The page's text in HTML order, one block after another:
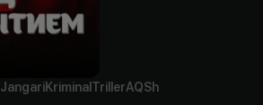
JangariKriminal TrillerAQSh